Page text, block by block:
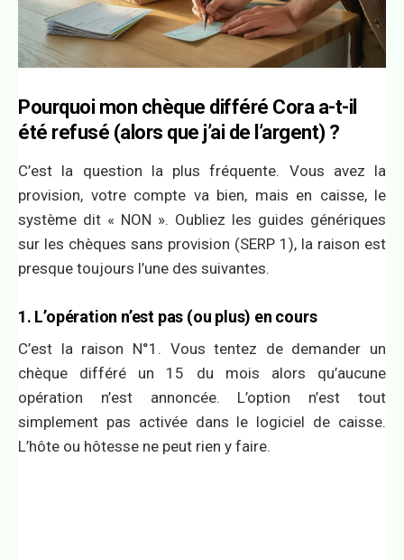
Pourquoi mon chèque différé Cora a-t-il
été refusé (alors que j’ai de l’argent) ?
C’est la question la plus fréquente. Vous avez la
provision, votre compte va bien, mais en caisse, le
système dit « NON ». Oubliez les guides génériques
sur les chèques sans provision (SERP 1), la raison est
presque toujours l’une des suivantes.
1. L’opération n’est pas (ou plus) en cours
C’est la raison N°1. Vous tentez de demander un
chèque différé un 15 du mois alors qu’aucune
opération n’est annoncée. L’option n’est tout
simplement pas activée dans le logiciel de caisse.
L’hôte ou hôtesse ne peut rien y faire.